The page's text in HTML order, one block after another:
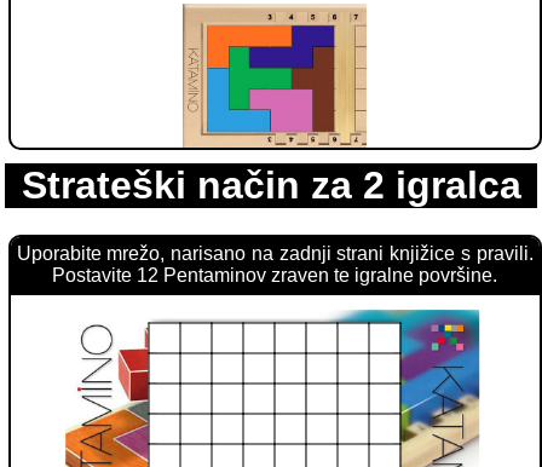
Strateški način za 2 igralca
Uporabite mrežo, narisano na zadnji strani knjižice s pravili.
Postavite 12 Pentaminov zraven te igralne površine.